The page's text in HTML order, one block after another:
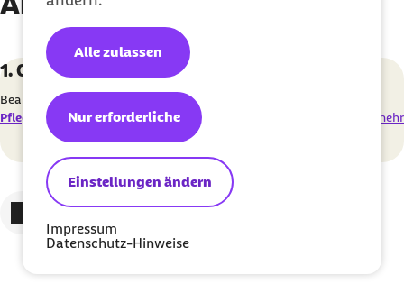
Einstellungen ändern
Nur erforderliche
Alle zulassen
Impressum
Datenschutz-Hinweise
Karussell mit 4 Elementen
Element 1 von 4
1. Online-Pflegeantrag ausfüllen
Beantragen Sie das Pflegegeld direkt online über den
Pflegeantrag. Sie können sich dazu auch mehr
Zum vorigen Element
Zum nächsten Element